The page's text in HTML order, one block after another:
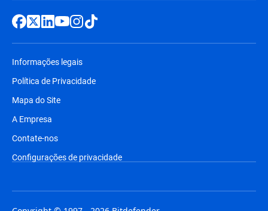
Informações legais
Política de Privacidade
Mapa do Site
A Empresa
Contate-nos
Configurações de privacidade